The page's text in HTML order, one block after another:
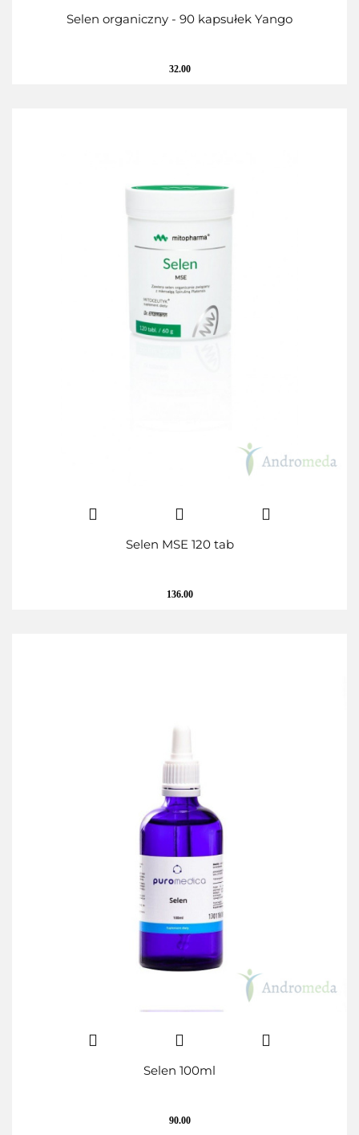
Selen organiczny - 90 kapsułek Yango
32.00
Selen MSE 120 tab
136.00
Selen 100ml
90.00